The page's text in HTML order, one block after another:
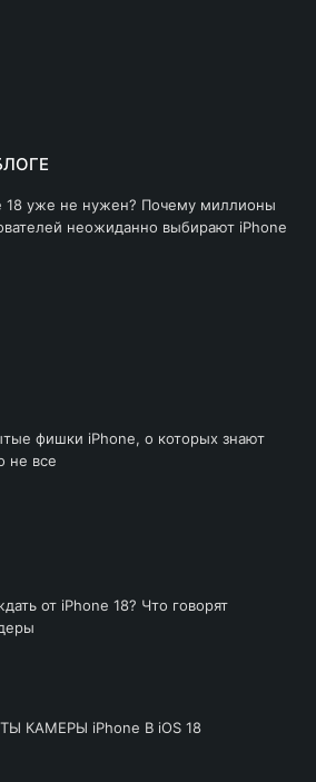
18 уже не нужен? Почему миллионы
неожиданно выбирают iPhone
фишки iPhone, о которых знают
не все
от iPhone 18? Что говорят
КАМЕРЫ iPhone В iOS 18